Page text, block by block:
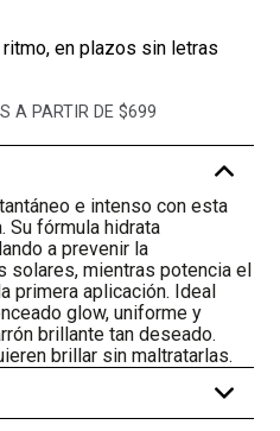
A PARTIR DE $699
-
e intenso con esta
Su fórmula hidrata
a prevenir la
solares, mientras potencia el
primera aplicación. Ideal
glow, uniforme y
brillante tan deseado.
brillar sin maltratarlas.
+